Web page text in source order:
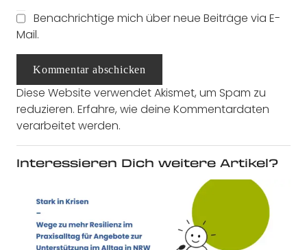
Benachrichtige mich über neue Beiträge via E-
Mail.
Kommentar abschicken
Diese Website verwendet Akismet, um Spam zu
reduzieren. Erfahre, wie deine Kommentardaten
verarbeitet werden.
Interessieren Dich weitere Artikel?